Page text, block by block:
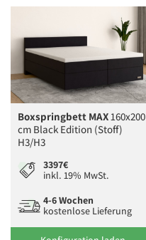
Boxspringbett MAX160x200
cm Black Edition (Stoff)
H3/H3
3397€
inkl. 19% MwSt.
4-6 Wochen
kostenlose Lieferung